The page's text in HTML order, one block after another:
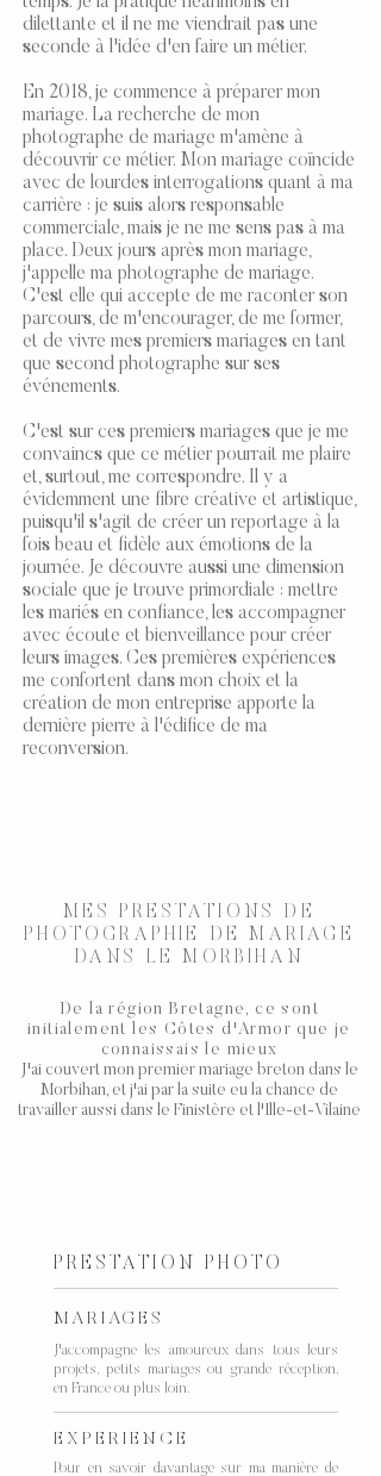
dilettante et il ne me viendrait pas une
seconde à l'idée d'en faire un métier.
En 2018, je commence à préparer mon
mariage. La recherche de mon
photographe de mariage m'amène à
découvrir ce métier. Mon mariage coïncide
avec de lourdes interrogations quant à ma
carrière : je suis alors responsable
commerciale, mais je ne me sens pas à ma
place. Deux jours après mon mariage,
j'appelle ma photographe de mariage.
C'est elle qui accepte de me raconter son
parcours, de m'encourager, de me former,
et de vivre mes premiers mariages en tant
que second photographe sur ses
événements.
C'est sur ces premiers mariages que je me
convaincs que ce métier pourrait me plaire
et, surtout, me correspondre. Il y a
évidemment une fibre créative et artistique,
puisqu'il s'agit de créer un reportage à la
fois beau et fidèle aux émotions de la
journée. Je découvre aussi une dimension
sociale que je trouve primordiale : mettre
les mariés en confiance, les accompagner
avec écoute et bienveillance pour créer
leurs images. Ces premières expériences
me confortent dans mon choix et la
création de mon entreprise apporte la
dernière pierre à l'édifice de ma
reconversion.
MES PRESTATIONS DE
PHOTOGRAPHIE DE MARIAGE
DANS LE MORBIHAN
De la régionBretagne , ce sont
initialement les Côtes d'Armor que je
connaissais le mieux
J'ai couvert mon premier mariage breton dans le
Morbihan, et j'ai par la suite eu la chance de
travailler aussi dans le Finistère et l'Ille-et-Vilaine
EXPERIENCE
Pour en savoir davantage sur ma manière de
PRESTATION PHOTO
MARIAGES
J'accompagne les amoureux dans tous leurs
projets, petits mariages ou grande réception,
en France ou plus loin.